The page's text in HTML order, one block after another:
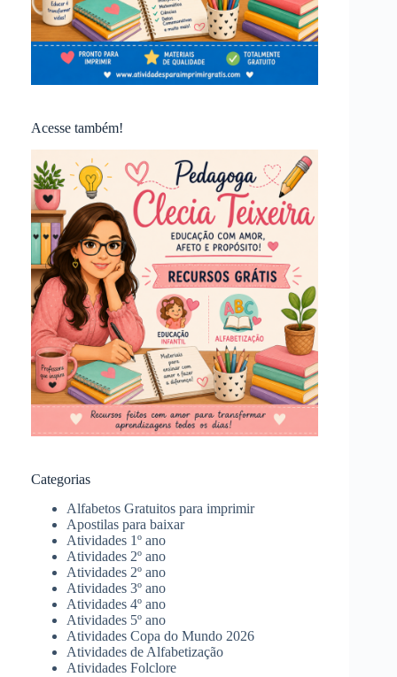
Acesse também!
Categorias
Alfabetos Gratuitos para imprimir
Apostilas para baixar
Atividades 1º ano
Atividades 2º ano
Atividades 2º ano
Atividades 3º ano
Atividades 4º ano
Atividades 5º ano
Atividades Copa do Mundo 2026
Atividades de Alfabetização
Atividades Folclore